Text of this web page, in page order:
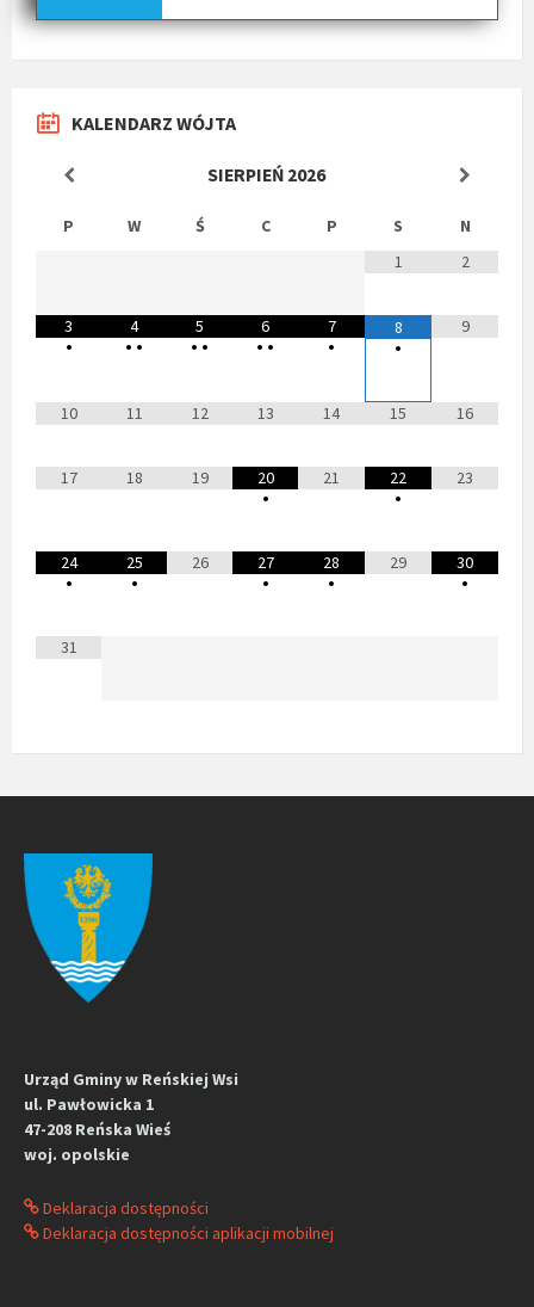
KALENDARZ WÓJTA
SIERPIEŃ 2026
P W Ś C P S
N
1
2
3
•
4
• •
5
• •
6
• •
7
•
8
•
9
10 11 12 13 14 15 16
17 18 19
20
•
21
22
•
23
24
•
25
•
26
27
•
28
•
29
30
•
31
Urząd Gminy w Reńskiej Wsi
ul. Pawłowicka 1
47-208 Reńska Wieś
woj. opolskie
Deklaracja dostępności
Deklaracja dostępności aplikacji mobilnej